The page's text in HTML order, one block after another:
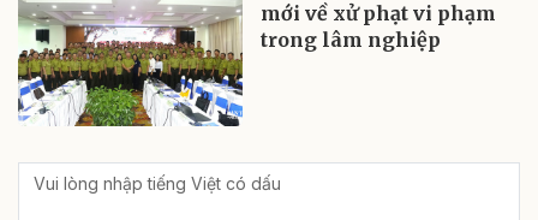
mới về xử phạt vi phạm
trong lâm nghiệp